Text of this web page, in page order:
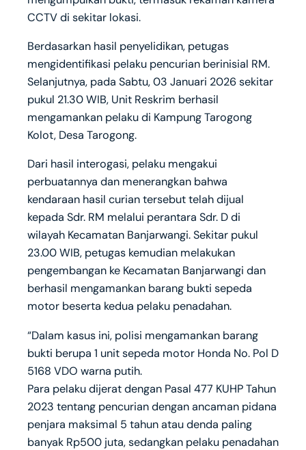
CCTV di sekitar lokasi.
Berdasarkan hasil penyelidikan, petugas
mengidentifikasi pelaku pencurian berinisial RM.
Selanjutnya, pada Sabtu, 03 Januari 2026 sekitar
pukul 21.30 WIB, Unit Reskrim berhasil
mengamankan pelaku di Kampung Tarogong
Kolot, Desa Tarogong.
Dari hasil interogasi, pelaku mengakui
perbuatannya dan menerangkan bahwa
kendaraan hasil curian tersebut telah dijual
kepada Sdr. RM melalui perantara Sdr. D di
wilayah Kecamatan Banjarwangi. Sekitar pukul
23.00 WIB, petugas kemudian melakukan
pengembangan ke Kecamatan Banjarwangi dan
berhasil mengamankan barang bukti sepeda
motor beserta kedua pelaku penadahan.
“Dalam kasus ini, polisi mengamankan barang
bukti berupa 1 unit sepeda motor Honda No. Pol D
5168 VDO warna putih.
Para pelaku dijerat dengan Pasal 477 KUHP Tahun
2023 tentang pencurian dengan ancaman pidana
penjara maksimal 5 tahun atau denda paling
banyak Rp500 juta, sedangkan pelaku penadahan